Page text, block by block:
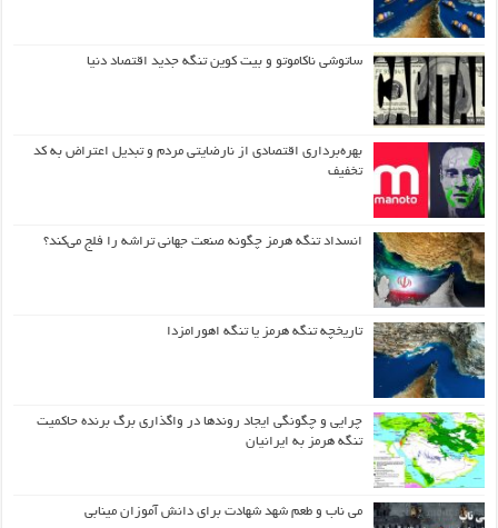
ساتوشی ناکاموتو و بیت کوین تنگه جدید اقتصاد دنیا
بهره‌برداری اقتصادی از نارضایتی مردم و تبدیل اعتراض به کد
تخفیف
انسداد تنگه هرمز چگونه صنعت جهانی تراشه را فلج می‌کند؟
تاریخچه تنگه هرمز یا تنگه اهورامزدا
چرایی و چگونگی ایجاد روندها در واگذاری برگ برنده حاکمیت
تنگه هرمز به ایرانیان
می ناب و طعم شهد شهادت برای دانش آموزان مینابی